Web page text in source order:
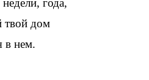
года,
твой дом
в нем.